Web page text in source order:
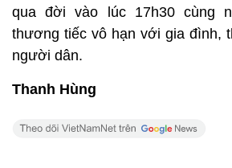
qua đời vào lúc 17h30 cùng
thương tiếc vô hạn với gia đình,
người dân.
Thanh Hùng